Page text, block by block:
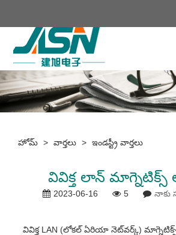
హోమ్ > వార్తలు > ఇండస్ట్రీ వార్తలు
వివిక్త లాన్ మాగ్నెటిక్స్
2023-06-16 5 నాకు
వివిక్త LAN (లోకల్ ఏరియా నెట్‌వర్క్)